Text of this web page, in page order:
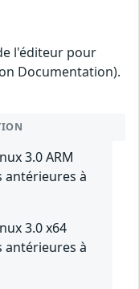
l'éditeur pour
Documentation).
3.0 ARM
antérieures à
3.0 x64
antérieures à